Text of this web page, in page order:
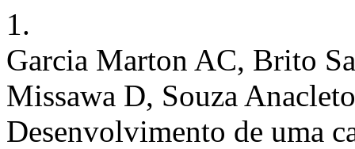
1.
Garcia Marton AC, Brito
Missawa D, Souza
Desenvolvimento de uma